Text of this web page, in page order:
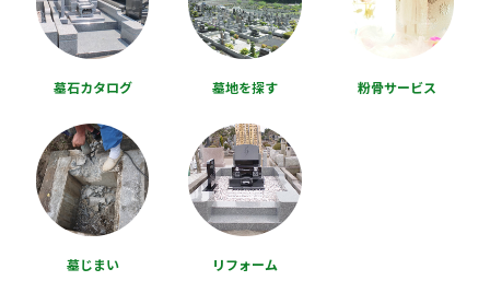
墓石カタログ 墓地を探す 粉骨サービス
墓じまい リフォーム